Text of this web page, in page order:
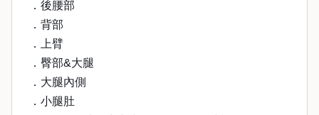
．後腰部
．背部
．上臂
．臀部&大腿
．大腿內側
．小腿肚